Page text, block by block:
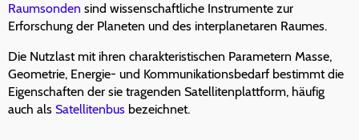
Raumsonden sind wissenschaftliche Instrumente zur
Erforschung der Planeten und des interplanetaren Raumes.
Die Nutzlast mit ihren charakteristischen Parametern Masse,
Geometrie, Energie- und Kommunikationsbedarf bestimmt die
Eigenschaften der sie tragenden Satellitenplattform, häufig
auch als Satellitenbus bezeichnet.